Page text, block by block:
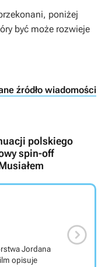
poniżej
być może rozwieje
źródło wiadomości
polskiego
spin-off
Jordana
opisuje
